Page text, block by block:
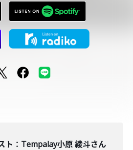
ト：Tempalay小原 綾斗さん